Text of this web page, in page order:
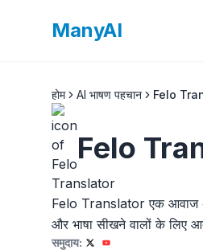
ManyAI
होम AI भाषण पहचान Felo
Felo
Felo Translator एक आवाज
और भाषा सीखने वालों के लिए
समुदाय: